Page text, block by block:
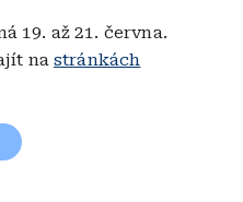
19. až 21. června.
nastránkách